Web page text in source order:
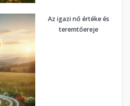
Az igazi nő értéke és
teremtőereje